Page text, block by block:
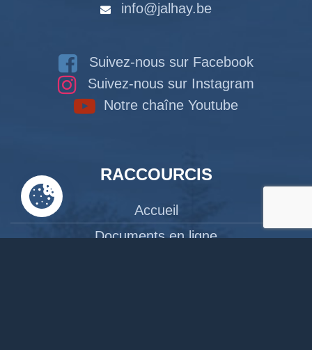
info@jalhay.be
Suivez-nous sur Facebook
Suivez-nous sur Instagram
Notre chaîne Youtube
RACCOURCIS
Accueil
Documents en ligne